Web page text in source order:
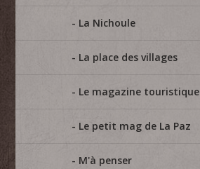
La Nichoule
La place des villages
Le magazine touristique
Le petit mag de La Paz
M'à penser